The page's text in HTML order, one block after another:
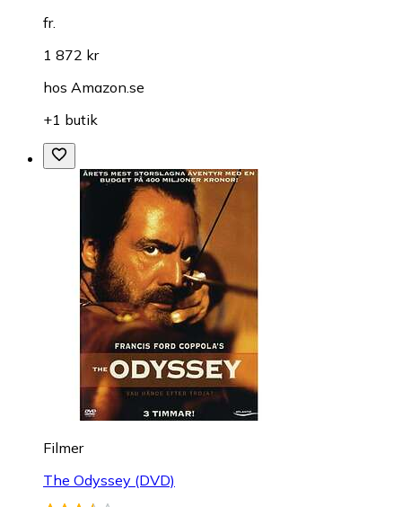
fr.
1 872 kr
hos Amazon.se
+1 butik
Filmer
The Odyssey (DVD)